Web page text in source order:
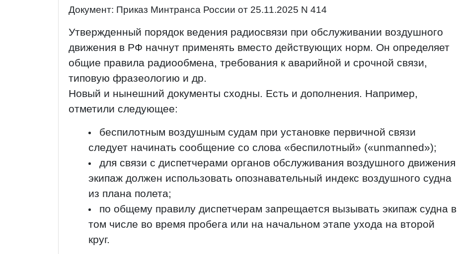
Документ: Приказ Минтранса России от 25.11.2025 N 414
Утвержденный порядок ведения радиосвязи при обслуживании воздушного
движения в РФ начнут применять вместо действующих норм. Он определяет
общие правила радиообмена, требования к аварийной и срочной связи,
типовую фразеологию и др.
Новый и нынешний документы сходны. Есть и дополнения. Например,
отметили следующее:
беспилотным воздушным судам при установке первичной связи
следует начинать сообщение со слова «беспилотный» («unmanned»);
для связи с диспетчерами органов обслуживания воздушного движения
экипаж должен использовать опознавательный индекс воздушного судна
из плана полета;
по общему правилу диспетчерам запрещается вызывать экипаж судна в
том числе во время пробега или на начальном этапе ухода на второй
круг.